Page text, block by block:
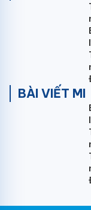
Panasonic S-
diện tích dưới
showroom...
Tận hưởng
hòa âm trần
Những cải tiến
turbo hiệu năng
giúp làm lạnh
BÀI VIẾT MI